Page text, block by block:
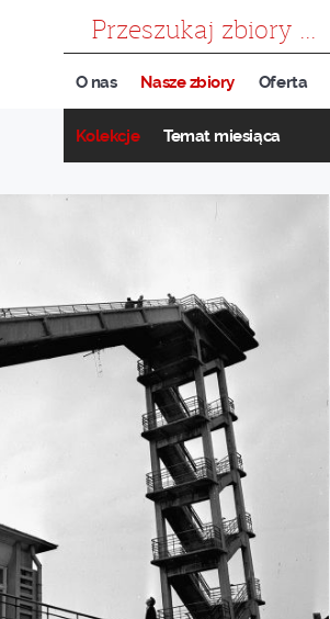
O nas Nasze zbiory
Kolekcje Temat miesiąca
Oferta